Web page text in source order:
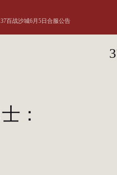
百战沙城6月5日合服公告
：